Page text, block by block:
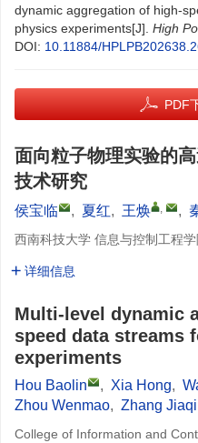
dynamic aggregation of high-
physics experiments[J]. High
DOI: 10.11884/
PDF
面向粒子物理实验的
技术研究
侯宝临 , 夏红, 王焕 , ,
西南科技大学 信息与控制工程
详细信息
Multi-level dynamic
speed data streams
experiments
Hou Baolin , Xia Hong,
Zhou Wenmao, Zhang
College of Information and